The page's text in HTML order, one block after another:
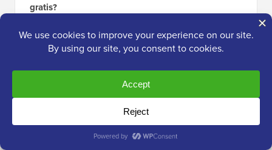
gratis?
Lectura adicional: Mejora el juego
multimedia de tu sitio WordPress
Esperamos que este artículo te haya ayudado a
aprender cómo crear un slider de video e imágenes
para WordPress. A continuación, también puedes
consultar nuestras guías sobre: